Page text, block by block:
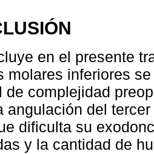
en el presente
molares inferiores
de complejidad
angulación del
dificulta su
y la cantidad de